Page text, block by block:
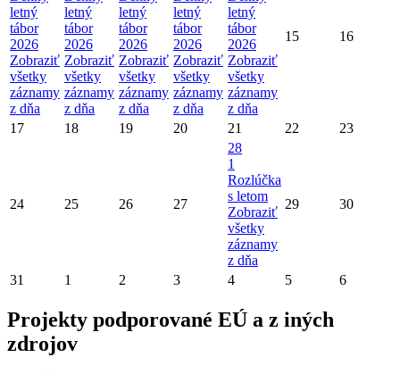
letný
tábor
2026
Zobraziť
všetky
záznamy
z dňa
letný
tábor
2026
Zobraziť
všetky
záznamy
z dňa
letný
tábor
2026
Zobraziť
všetky
záznamy
z dňa
letný
tábor
2026
Zobraziť
všetky
záznamy
z dňa
letný
tábor
2026
Zobraziť
všetky
záznamy
z dňa
15 16
17 18 19 20 21 22 23
24 25 26 27
28
1
Rozlúčka
s letom
Zobraziť
všetky
záznamy
z dňa
29 30
31 1 2 3 4 5 6
Projekty podporované EÚ a z iných
zdrojov